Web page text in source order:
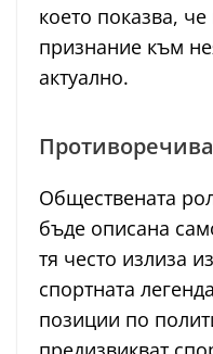
което показва,
признание към
актуално.
Обществената
бъде описана
тя често излиза
спортната
позиции по